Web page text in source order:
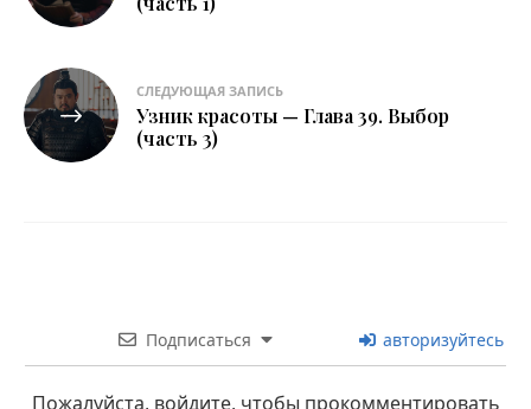
записям
СЛЕДУЮЩАЯ ЗАПИСЬ
Узник красоты — Глава 39. Выбор
(часть 3)
Подписаться авторизуйтесь
Пожалуйста, войдите, чтобы прокомментировать